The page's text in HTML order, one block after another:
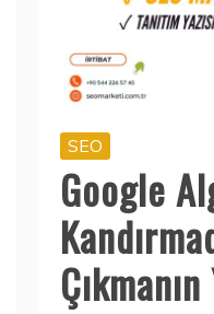
SEO
Google